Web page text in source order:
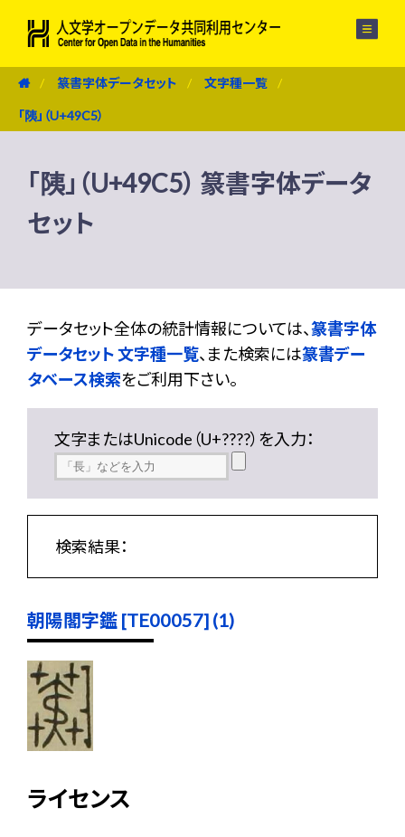
篆書字体データセット 文字種一覧
「䧅」（U+49C5）
「䧅」（U+49C5） 篆書字体データ
セット
データセット全体の統計情報については、篆書字体
データセット 文字種一覧、また検索には篆書デー
タベース検索をご利用下さい。
文字またはUnicode（U+????）を入力：
検索結果：
朝陽閣字鑑 [TE00057] (1)
ライセンス